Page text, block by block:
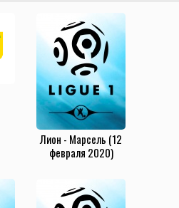
Лион - Марсель (12
февраля 2020)